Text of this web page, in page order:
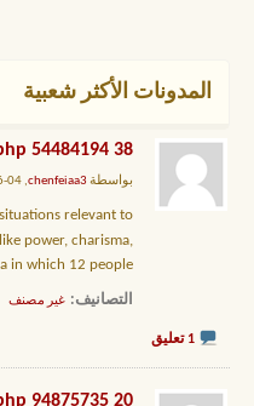
المدونات الأكثر شعبية
38 http://ccdgroup.co.uk/portfolio_tv3.php 54484194
بواسطة chenfeiaa3, 04-06-2015 عند 12:57 PM
relevant to
power, charisma,
in which 12 people
التصانيف غير مصنف
1 تعليق
20 http://www.lypwg.org.uk/config.php 94875735